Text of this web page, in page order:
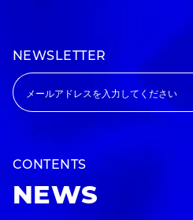
NEWSLETTER
CONTENTS
NEWS